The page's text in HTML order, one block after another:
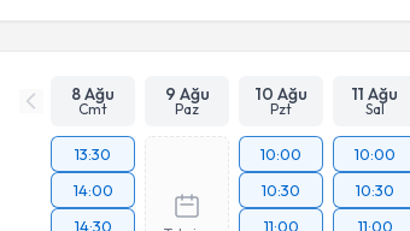
8 Ağu
Cmt
9 Ağu
Paz
10 Ağu
Pzt
11 Ağu
Sal
13:30
14:00
14:30
10:00
10:30
11:00
10:00
10:30
11:00